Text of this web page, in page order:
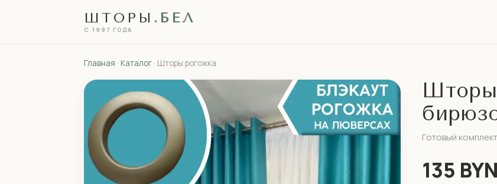
ШТОРЫ .БЕЛ
С 1997 ГОДА
Главная · Каталог · Шторы рогожка
Шторы
Готовый
135